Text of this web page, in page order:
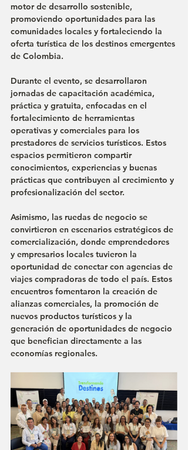
motor de desarrollo sostenible,
promoviendo oportunidades para las
comunidades locales y fortaleciendo la
oferta turística de los destinos emergentes
de Colombia.
Durante el evento, se desarrollaron
jornadas de capacitación académica,
práctica y gratuita, enfocadas en el
fortalecimiento de herramientas
operativas y comerciales para los
prestadores de servicios turísticos. Estos
espacios permitieron compartir
conocimientos, experiencias y buenas
prácticas que contribuyen al crecimiento y
profesionalización del sector.
Asimismo, las ruedas de negocio se
convirtieron en escenarios estratégicos de
comercialización, donde emprendedores
y empresarios locales tuvieron la
oportunidad de conectar con agencias de
viajes compradoras de todo el país. Estos
encuentros fomentaron la creación de
alianzas comerciales, la promoción de
nuevos productos turísticos y la
generación de oportunidades de negocio
que benefician directamente a las
economías regionales.